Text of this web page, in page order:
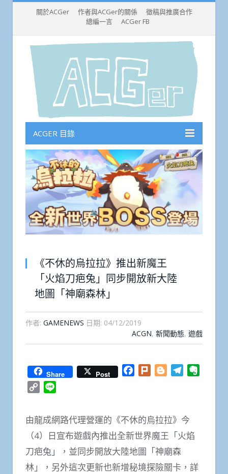
關於ACGer 作者與ACGer的關係
徵稿與推廣合作
總編一言
ACGer FB
ACGER 目錄
《不休的烏拉拉》推出新魔王
「火焰刀疤兔」同步開放新大陸
地圖「神廟森林」
作者: GAMENEWS 日期: 04/12/2019
ACGN, 新聞動態, 遊戲
Share Post Facebook
Plurk BloggerTelegram
Copy
由龍成網路代理營運的《不休的烏拉拉》今
（4）日宣布遊戲內推出全新世界魔王「火焰
刀疤兔」，並同步開放大陸地圖「神廟森
林」，另外這次更新也新增秘境探險關卡，詳